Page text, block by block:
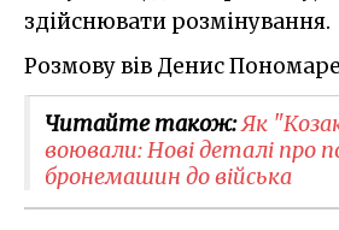
здійснювати розмінування.
Розмову вів Денис
Читайте також:Як
воювали: Нові деталі про
бронемашин до війська